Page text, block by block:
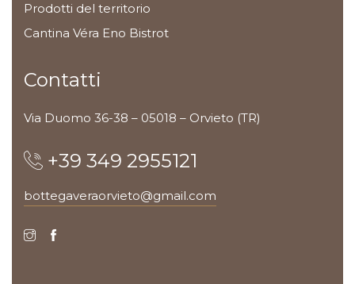
Prodotti del territorio
Cantina Véra Eno Bistrot
Contatti
Via Duomo 36-38 – 05018 – Orvieto (TR)
+39 349 2955121
bottegaveraorvieto@gmail.com